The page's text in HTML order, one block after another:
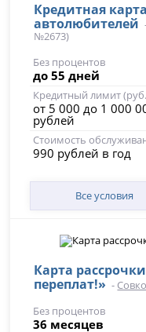
Кредитная
автолюбителей
№2673)
Без процентов
до 55 дней
Кредитный лимит
от 5 000 до 1 000
рублей
Стоимость
990 рублей в год
Все условия
Карта
переплат!» -
Без процентов
36 месяцев